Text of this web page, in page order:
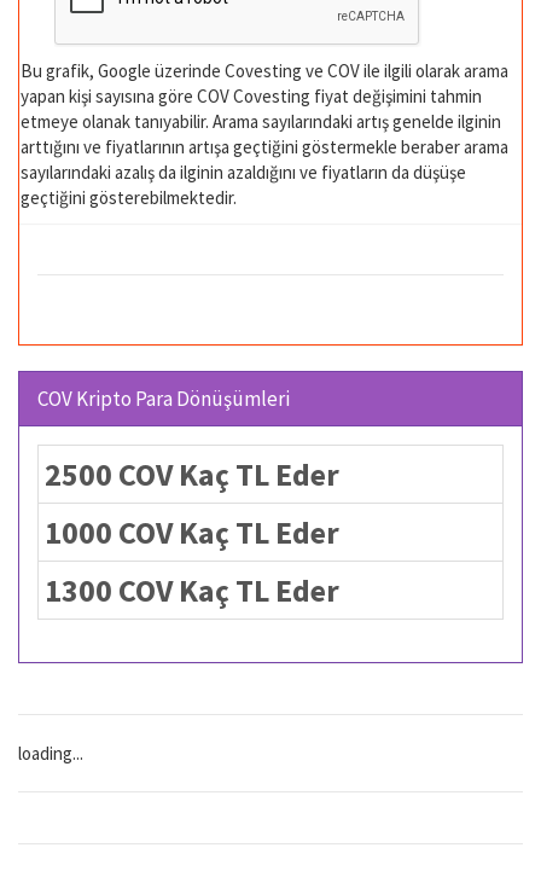
Bu grafik, Google üzerinde Covesting ve COV ile ilgili olarak arama
yapan kişi sayısına göre COV Covesting fiyat değişimini tahmin
etmeye olanak tanıyabilir. Arama sayılarındaki artış genelde ilginin
arttığını ve fiyatlarının artışa geçtiğini göstermekle beraber arama
sayılarındaki azalış da ilginin azaldığını ve fiyatların da düşüşe
geçtiğini gösterebilmektedir.
COV Kripto Para Dönüşümleri
2500 COV Kaç TL Eder
1000 COV Kaç TL Eder
1300 COV Kaç TL Eder
loading...